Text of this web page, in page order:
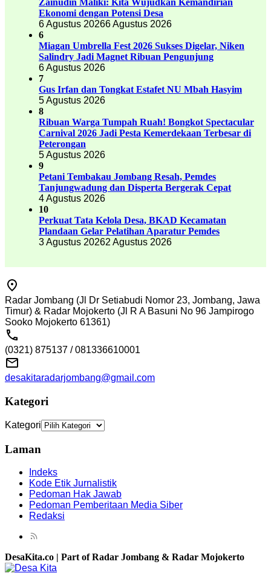
Ekonomi dengan Potensi Desa
6 Agustus 20266 Agustus 2026
6
Miagan Umbrella Fest 2026 Sukses Digelar, Niken
Salindry Jadi Magnet Ribuan Pengunjung
6 Agustus 2026
7
Gus Irfan dan Tongkat Estafet NU Mbah Hasyim
5 Agustus 2026
8
Ribuan Warga Tumpah Ruah! Bongkot Spectacular
Carnival 2026 Jadi Pesta Kemerdekaan Terbesar di
Peterongan
5 Agustus 2026
9
Petani Tembakau Jombang Resah, Pemdes
Tanjungwadung dan Disperta Bergerak Cepat
4 Agustus 2026
10
Perkuat Tata Kelola Desa, BKAD Kecamatan
Plandaan Gelar Pelatihan Aparatur Pemdes
3 Agustus 20262 Agustus 2026
Radar Jombang (Jl Dr Setiabudi Nomor 23, Jombang, Jawa
Timur) & Radar Mojokerto (Jl R A Basuni No 96 Jampirogo
Sooko Mojokerto 61361)
(0321) 875137 / 081336610001
desakitaradarjombang@gmail.com
Kategori
Kategori
Laman
Indeks
Kode Etik Jurnalistik
Pedoman Hak Jawab
Pedoman Pemberitaan Media Siber
Redaksi
DesaKita.co | Part of Radar Jombang & Radar Mojokerto